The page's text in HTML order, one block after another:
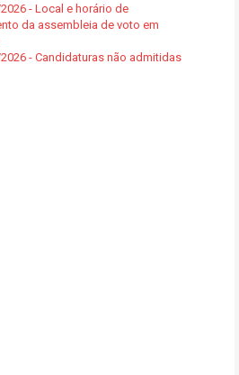
- Local e horário de
da assembleia de voto em
- Candidaturas não admitidas